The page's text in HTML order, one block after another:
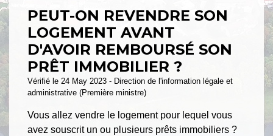
PEUT-ON REVENDRE SON
LOGEMENT AVANT
D'AVOIR REMBOURSÉ SON
PRÊT IMMOBILIER ?
Vérifié le 24 May 2023 - Direction de l'information légale et
administrative (Première ministre)
Vous allez vendre le logement pour lequel vous
avez souscrit un ou plusieurs prêts immobiliers ?